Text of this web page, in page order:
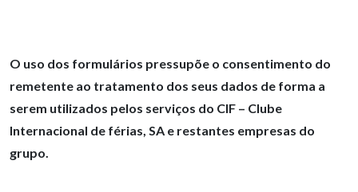
O uso dos formulários pressupõe o consentimento do
remetente ao tratamento dos seus dados de forma a
serem utilizados pelos serviços do CIF – Clube
Internacional de férias, SA e restantes empresas do
grupo.